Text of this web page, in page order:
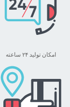
امکان تولید ۲۴ ساعته